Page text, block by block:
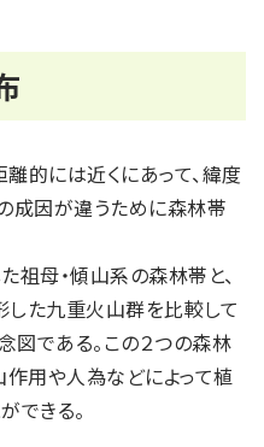
的には近くにあって、緯度
成因が違うために森林帯
祖母・傾山系の森林帯と、
た九重火山群を比較して
である。この２つの森林
作用や人為などによって植
できる。